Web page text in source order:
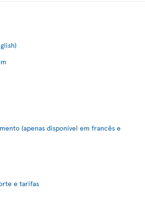
(apenas disponível em francês e
e tarifas